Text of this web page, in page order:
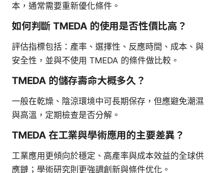
本，通常需要重新優化條件。
如何判斷 TMEDA 的使用是否性價比高？
評估指標包括：產率、選擇性、反應時間、成本、與
安全性，並與不使用 TMEDA 的條件做比較。
TMEDA 的儲存壽命大概多久？
一般在乾燥、陰涼環境中可長期保存，但應避免潮濕
與高溫，定期檢查是否分解。
TMEDA 在工業與學術應用的主要差異？
工業應用更傾向於穩定、高產率與成本效益的全球供
應鏈；學術研究則更強調創新與條件优化。